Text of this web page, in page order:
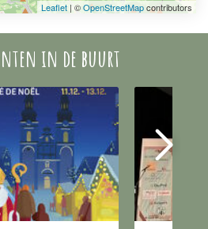
Leaflet | ©OpenStreetMapcontributors
in de buurt